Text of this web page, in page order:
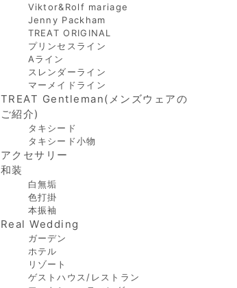
Viktor&Rolf mariage
Jenny Packham
TREAT ORIGINAL
プリンセスライン
Aライン
スレンダーライン
マーメイドライン
TREAT Gentleman(メンズウェアの
ご紹介)
タキシード
タキシード小物
アクセサリー
和装
白無垢
色打掛
本振袖
Real Wedding
ガーデン
ホテル
リゾート
ゲストハウス/レストラン